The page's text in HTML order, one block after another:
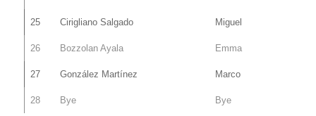
25 Cirigliano Salgado Miguel
26 Bozzolan Ayala Emma
27 González Martínez Marco
28 Bye Bye